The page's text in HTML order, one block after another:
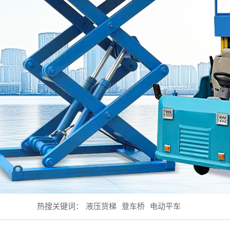
热搜关键词： 液压货梯 登车桥 电动平车